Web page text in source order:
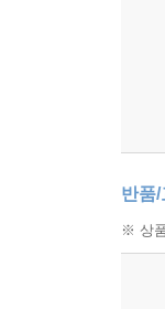
반품/
※ 상